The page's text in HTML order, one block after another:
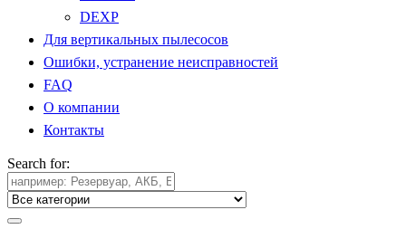
DEXP
Для вертикальных пылесосов
Ошибки, устранение неисправностей
FAQ
О компании
Контакты
Search for: